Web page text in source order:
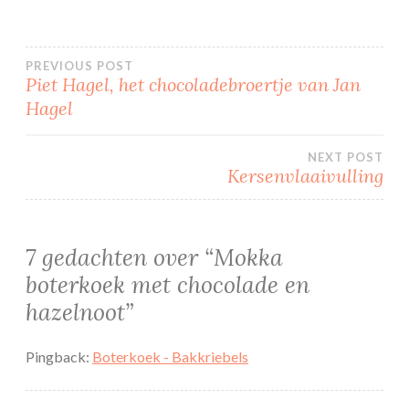
Bericht
navigatie
PREVIOUS POST
Piet Hagel, het chocoladebroertje van Jan
Hagel
NEXT POST
Kersenvlaaivulling
7 gedachten over “Mokka
boterkoek met chocolade en
hazelnoot”
Pingback: Boterkoek - Bakkriebels